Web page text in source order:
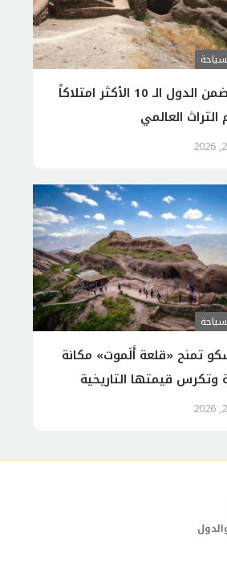
إيران ضمن الدول الـ 10 الأكثر امتلاكاً
التراث العالمي
تمنح «قلعة أَلَموت» مكانة
وتكرس قيمتها التاريخية